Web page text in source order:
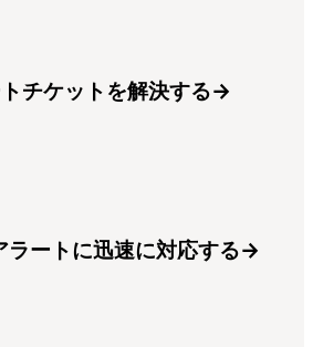
チケットを解決する→
ラートに迅速に対応する→